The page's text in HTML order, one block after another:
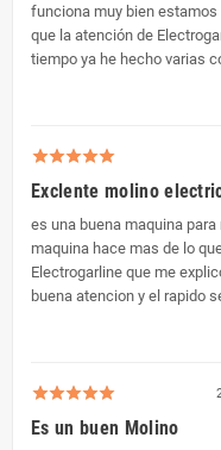
funciona muy bien
que la atención de
tiempo ya he hecho varias
Exclente molino
es una buena maquina
maquina hace mas de lo
Electrogarline que me
buena atencion y el rapido
Es un buen Molino